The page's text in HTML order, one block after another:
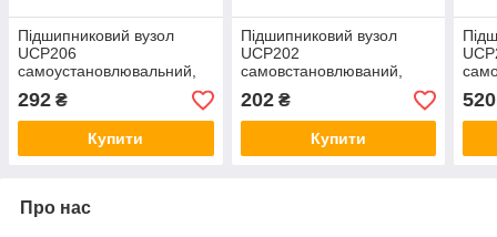
Підшипниковий вузол
UCP206
самоустановлювальний,
вал 30 мм
292 ₴
Купити
Підшипниковий вузол
UCP202
самовстановлюваний,
вал 15 мм
202₴
Купити
вал
520
Про нас